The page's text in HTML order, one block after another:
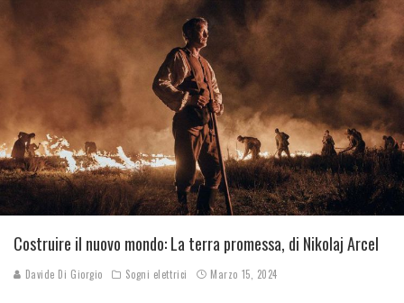
Costruire il nuovo mondo: La terra promessa, di Nikolaj Arcel
Davide Di Giorgio Sogni elettrici Marzo 15, 2024